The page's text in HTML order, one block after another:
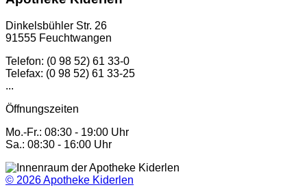
Dinkelsbühler Str. 26
91555 Feuchtwangen
Telefon: (0 98 52) 61 33-0
Telefax: (0 98 52) 61 33-25
...
Öffnungszeiten
Mo.-Fr.: 08:30 - 19:00 Uhr
Sa.: 08:30 - 16:00 Uhr
© 2026Apotheke Kiderlen